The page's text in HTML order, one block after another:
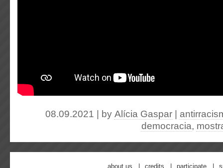
08.09.2021 | by Alícia Gaspar
democracia,
about us credits participate